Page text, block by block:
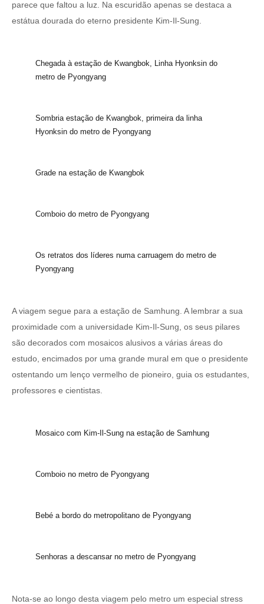
parece que faltou a luz. Na escuridão apenas se destaca a
estátua dourada do eterno presidente Kim-Il-Sung.
Chegada à estação de Kwangbok, Linha Hyonksin do
metro de Pyongyang
Sombria estação de Kwangbok, primeira da linha
Hyonksin do metro de Pyongyang
Grade na estação de Kwangbok
Comboio do metro de Pyongyang
Os retratos dos líderes numa carruagem do metro de
Pyongyang
A viagem segue para a estação de Samhung. A lembrar a sua
proximidade com a universidade Kim-Il-Sung, os seus pilares
são decorados com mosaicos alusivos a várias áreas do
estudo, encimados por uma grande mural em que o presidente
ostentando um lenço vermelho de pioneiro, guia os estudantes,
professores e cientistas.
Mosaico com Kim-Il-Sung na estação de Samhung
Comboio no metro de Pyongyang
Bebé a bordo do metropolitano de Pyongyang
Senhoras a descansar no metro de Pyongyang
Nota-se ao longo desta viagem pelo metro um especial stress